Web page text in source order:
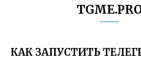
КАК ЗАПУСТИТЬ